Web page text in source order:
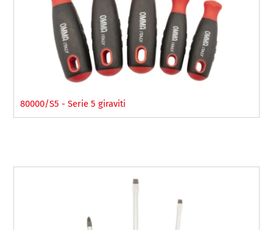
80000/S5 - Serie 5 giraviti